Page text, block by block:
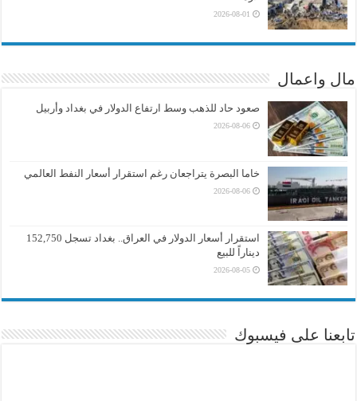
2026-08-01
مال واعمال
صعود حاد للذهب وسط ارتفاع الدولار في بغداد وأربيل
2026-08-06
خاما البصرة يتراجعان رغم استقرار أسعار النفط العالمي
2026-08-06
استقرار أسعار الدولار في العراق.. بغداد تسجل 152,750
ديناراً للبيع
2026-08-05
تابعنا على فيسبوك